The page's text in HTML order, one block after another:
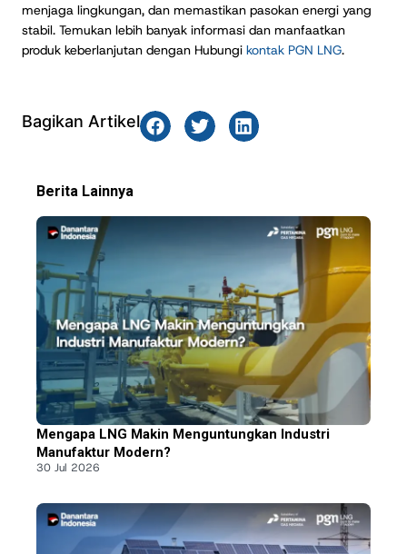
menjaga lingkungan, dan memastikan pasokan energi yang
stabil. Temukan lebih banyak informasi dan manfaatkan
produk keberlanjutan dengan Hubungi kontak PGN LNG.
Bagikan Artikel
Berita Lainnya
Mengapa LNG Makin Menguntungkan Industri
Manufaktur Modern?
30 Jul 2026